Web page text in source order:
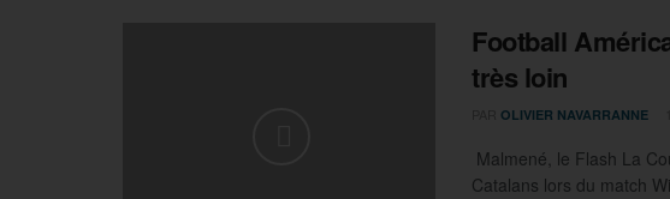
Football
très loin
OLIVIER NAVARRANNE
Malmené, le Flash La
Catalans lors du match